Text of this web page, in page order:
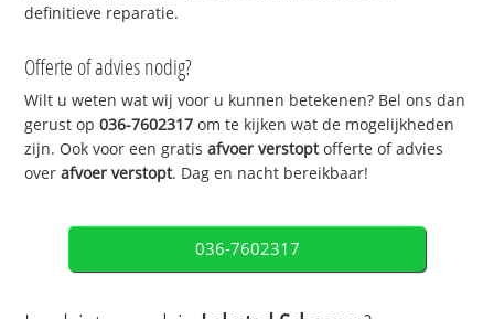
definitieve reparatie.
Offerte of advies nodig?
Wilt u weten wat wij voor u kunnen betekenen? Bel ons dan
gerust op036-7602317 om te kijken wat de mogelijkheden
zijn. Ook voor een gratisafvoer verstoptofferte of advies
overafvoer verstopt. Dag en nacht bereikbaar!
036-7602317